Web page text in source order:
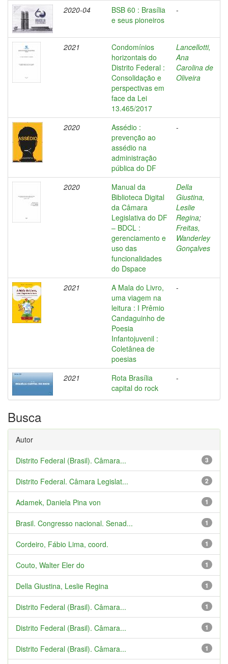
2020-04
BSB 60 : Brasília
e seus pioneiros
-
2021
Condomínios
horizontais do
Distrito Federal :
Consolidação e
perspectivas em
face da Lei
13.465/2017
Lancellotti,
Ana
Carolina de
Oliveira
2020
Assédio :
prevenção ao
assédio na
administração
pública do DF
-
2020
Manual da
Biblioteca Digital
da Câmara
Legislativa do DF
– BDCL :
gerenciamento e
uso das
funcionalidades
do Dspace
Della
Giustina,
Leslie
Regina;
Freitas,
Wanderley
Gonçalves
2021
A Mala do Livro,
uma viagem na
leitura : I Prêmio
Candaguinho de
Poesia
Infantojuvenil :
Coletânea de
poesias
-
2021
Rota Brasília
capital do rock
-
Busca
Autor
3
Distrito Federal (Brasil). Câmara...
2
Distrito Federal. Câmara Legislat...
1
Adamek, Daniela Pina von
1
Brasil. Congresso nacional. Senad...
1
Cordeiro, Fábio Lima, coord.
1
Couto, Walter Eler do
1
Della Giustina, Leslie Regina
1
Distrito Federal (Brasil). Câmara...
1
Distrito Federal (Brasil). Câmara...
1
Distrito Federal (Brasil). Câmara...